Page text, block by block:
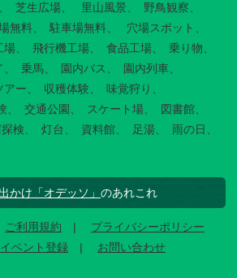
芝生広場 里山風景
野鳥観察
無料 駐車場無料
穴場スポット
場 飛行機工場 食品工場
乗り物
乗馬 園内バス
園内列車
アー 収穫体験
味覚狩り
交通公園 スケート場
図書館
検 灯台 資料館 足湯
雨の日
かけ「オデッソ」 のあれこれ
ご利用規約
プライバシーポリシー
イベント登録 お問い合わせ